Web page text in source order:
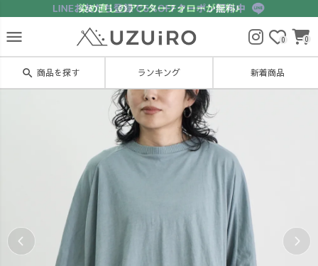
menu 0 0
search 商品を探す ランキング 新着商品